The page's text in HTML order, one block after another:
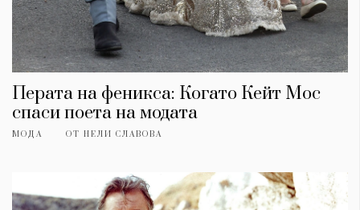
Перата на феникса: Когато Кейт Мос
спаси поета на модата
МОДА ОТ НЕЛИ СЛАВОВА